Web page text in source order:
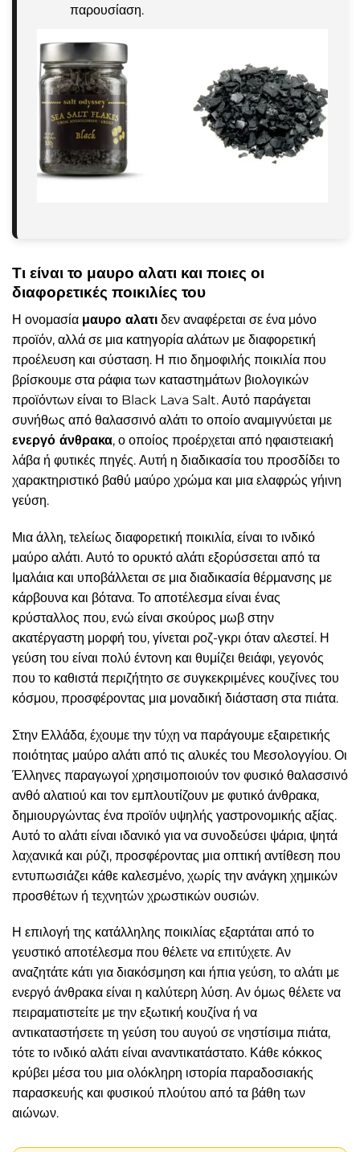
παρουσίαση.
Τι είναι το μαυρο αλατι και ποιες οι
διαφορετικές ποικιλίες του
Η ονομασία μαυρο αλατι δεν αναφέρεται σε ένα μόνο
προϊόν, αλλά σε μια κατηγορία αλάτων με διαφορετική
προέλευση και σύσταση. Η πιο δημοφιλής ποικιλία που
βρίσκουμε στα ράφια των καταστημάτων βιολογικών
προϊόντων είναι το Black Lava Salt. Αυτό παράγεται
συνήθως από θαλασσινό αλάτι το οποίο αναμιγνύεται με
ενεργό άνθρακα, ο οποίος προέρχεται από ηφαιστειακή
λάβα ή φυτικές πηγές. Αυτή η διαδικασία του προσδίδει το
χαρακτηριστικό βαθύ μαύρο χρώμα και μια ελαφρώς γήινη
γεύση.
Μια άλλη, τελείως διαφορετική ποικιλία, είναι το ινδικό
μαύρο αλάτι. Αυτό το ορυκτό αλάτι εξορύσσεται από τα
Ιμαλάια και υποβάλλεται σε μια διαδικασία θέρμανσης με
κάρβουνα και βότανα. Το αποτέλεσμα είναι ένας
κρύσταλλος που, ενώ είναι σκούρος μωβ στην
ακατέργαστη μορφή του, γίνεται ροζ-γκρι όταν αλεστεί. Η
γεύση του είναι πολύ έντονη και θυμίζει θειάφι, γεγονός
που το καθιστά περιζήτητο σε συγκεκριμένες κουζίνες του
κόσμου, προσφέροντας μια μοναδική διάσταση στα πιάτα.
Στην Ελλάδα, έχουμε την τύχη να παράγουμε εξαιρετικής
ποιότητας μαύρο αλάτι από τις αλυκές του Μεσολογγίου. Οι
Έλληνες παραγωγοί χρησιμοποιούν τον φυσικό θαλασσινό
ανθό αλατιού και τον εμπλουτίζουν με φυτικό άνθρακα,
δημιουργώντας ένα προϊόν υψηλής γαστρονομικής αξίας.
Αυτό το αλάτι είναι ιδανικό για να συνοδεύσει ψάρια, ψητά
λαχανικά και ρύζι, προσφέροντας μια οπτική αντίθεση που
εντυπωσιάζει κάθε καλεσμένο, χωρίς την ανάγκη χημικών
προσθέτων ή τεχνητών χρωστικών ουσιών.
Η επιλογή της κατάλληλης ποικιλίας εξαρτάται από το
γευστικό αποτέλεσμα που θέλετε να επιτύχετε. Αν
αναζητάτε κάτι για διακόσμηση και ήπια γεύση, το αλάτι με
ενεργό άνθρακα είναι η καλύτερη λύση. Αν όμως θέλετε να
πειραματιστείτε με την εξωτική κουζίνα ή να
αντικαταστήσετε τη γεύση του αυγού σε νηστίσιμα πιάτα,
τότε το ινδικό αλάτι είναι αναντικατάστατο. Κάθε κόκκος
κρύβει μέσα του μια ολόκληρη ιστορία παραδοσιακής
παρασκευής και φυσικού πλούτου από τα βάθη των
αιώνων.